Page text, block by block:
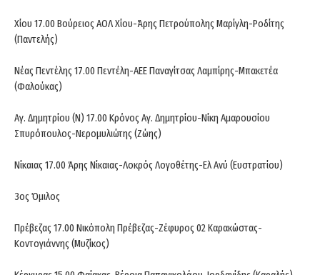
Χίου 17.00 Βούρειος ΑΟΛ Χίου-Άρης Πετρούπολης Μαρίγλη-Ροδίτης
(Παντελής)
Νέας Πεντέλης 17.00 Πεντέλη-ΑΕΕ Παναγίτσας Λαμπίρης-Μπακετέα
(Φαλούκας)
Αγ. Δημητρίου (Ν) 17.00 Κρόνος Αγ. Δημητρίου-Νίκη Αμαρουσίου
Σπυρόπουλος-Νερομυλιώτης (Ζώης)
Νίκαιας 17.00 Άρης Νίκαιας-Λοκρός Λογοθέτης-Ελ Ανύ (Ευστρατίου)
3ος Όμιλος
Πρέβεζας 17.00 Νικόπολη Πρέβεζας-Ζέφυρος 02 Καρακώστας-
Κοντογιάννης (Μυζίκος)